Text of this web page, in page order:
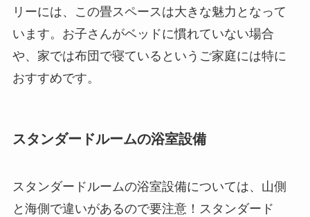
リーには、この畳スペースは大きな魅力となって
います。お子さんがベッドに慣れていない場合
や、家では布団で寝ているというご家庭には特に
おすすめです。
スタンダードルームの浴室設備
スタンダードルームの浴室設備については、山側
と海側で違いがあるので要注意！スタンダード